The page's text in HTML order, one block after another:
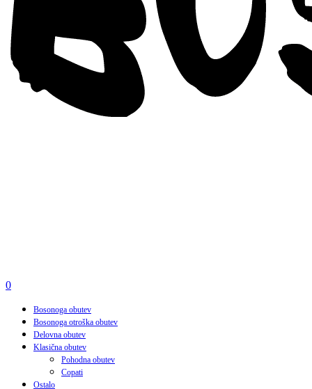
search
0
Bosonoga obutev
Bosonoga otroška obutev
Delovna obutev
Klasična obutev
Pohodna obutev
Copati
Ostalo